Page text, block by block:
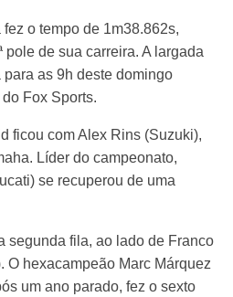
o tempo de 1m38.862s,
pole de sua carreira. A largada
as 9h deste domingo
Fox Sports.
ficou com Alex Rins (Suzuki),
Líder do campeonato,
se recuperou de uma
segunda fila, ao lado de Franco
O hexacampeão Marc Márquez
um ano parado, fez o sexto